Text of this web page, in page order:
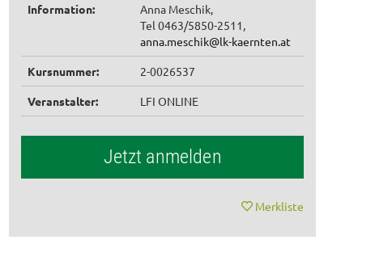
Information:
Anna Meschik,
Tel 0463/5850-2511,
anna.meschik@lk-kaernten.at
Kursnummer: 2-0026537
Veranstalter: LFI ONLINE
Jetzt anmelden
Merkliste